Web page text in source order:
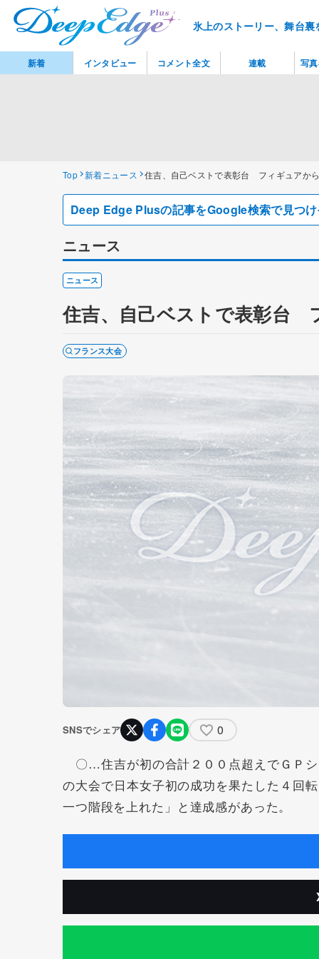
氷上のストーリー、舞台
Top 新着ニュース 住吉、自己ベストで表彰台 フィギュアか
Deep Edge Plusの記事をGoogle検索で見つ
ニュース
ニュース
住吉、自己ベストで表彰台
フランス大会
SNSでシェア 0
〇…住吉が初の合計２００点超えでＧＰ
の大会で日本女子初の成功を果たした４回
一つ階段を上れた」と達成感があった。
新着 インタビュー コメント全文 連載 写